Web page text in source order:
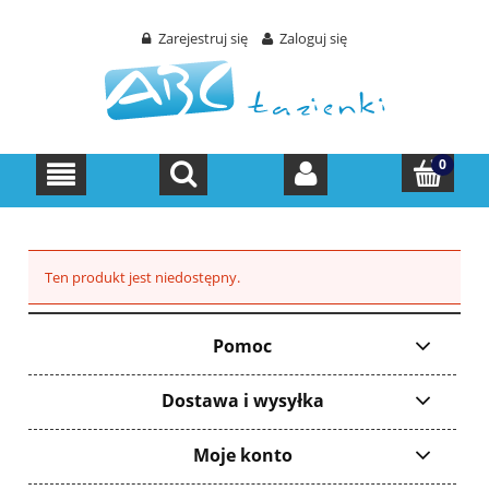
Zarejestruj się Zaloguj się
Ten produkt jest niedostępny.
Pomoc
Dostawa i wysyłka
Moje konto